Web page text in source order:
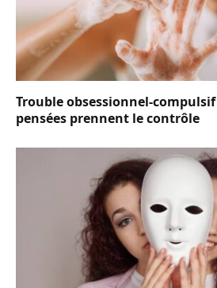
Trouble obsessionnel-compulsif
pensées prennent le contrôle